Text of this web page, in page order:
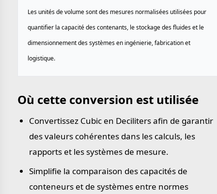
Les unités de volume sont des mesures normalisées utilisées pour
quantifier la capacité des contenants, le stockage des fluides et le
dimensionnement des systèmes en ingénierie, fabrication et
logistique.
Où cette conversion est utilisée
Convertissez Cubic en Deciliters afin de garantir
des valeurs cohérentes dans les calculs, les
rapports et les systèmes de mesure.
Simplifie la comparaison des capacités de
conteneurs et de systèmes entre normes